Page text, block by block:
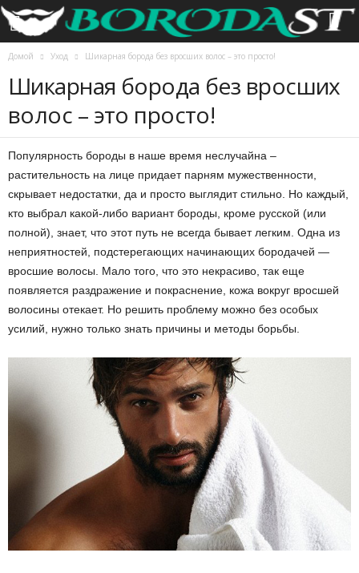
Домой Уход Шикарная борода без вросших волос – это просто!
Шикарная борода без вросших
волос – это просто!
Популярность бороды в наше время неслучайна –
растительность на лице придает парням мужественности,
скрывает недостатки, да и просто выглядит стильно. Но каждый,
кто выбрал какой-либо вариант бороды, кроме русской (или
полной), знает, что этот путь не всегда бывает легким. Одна из
неприятностей, подстерегающих начинающих бородачей —
вросшие волосы. Мало того, что это некрасиво, так еще
появляется раздражение и покраснение, кожа вокруг вросшей
волосины отекает. Но решить проблему можно без особых
усилий, нужно только знать причины и методы борьбы.